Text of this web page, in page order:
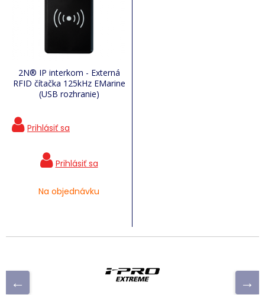
2N® IP interkom - Externá
RFID čítačka 125kHz EMarine
(USB rozhranie)
Na objednávku